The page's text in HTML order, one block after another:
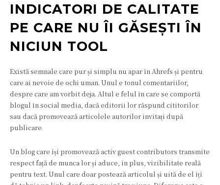
INDICATORI DE CALITATE
PE CARE NU ÎI GĂSEȘTI ÎN
NICIUN TOOL
Există semnale care pur și simplu nu apar în Ahrefs și pentru
care ai nevoie de ochi uman. Unul e tonul comentariilor,
despre care am vorbit deja. Altul e felul în care se comportă
blogul în social media, dacă editorii lor răspund cititorilor
sau dacă promovează articolele autorilor invitați după
publicare.
Un blog care își promovează activ guest contributors transmite
respect față de munca lor și aduce, în plus, vizibilitate reală
pentru text. Unul care doar postează articolul și uită de el îți